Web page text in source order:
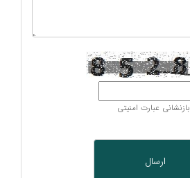
بازنشانی عبارت امنیتی